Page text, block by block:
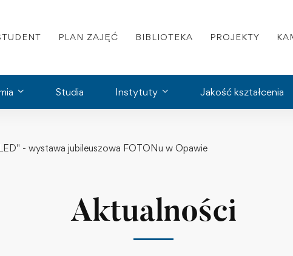
PLAN ZAJĘĆ BIBLIOTEKA PROJEKTY
Studia Instytuty Jakość kształcenia
- wystawa jubileuszowa FOTONu w Opawie
Aktualności